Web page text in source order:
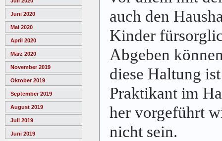
Juni 2020
Mai 2020
April 2020
März 2020
November 2019
Oktober 2019
September 2019
August 2019
Juli 2019
Juni 2019
auch den
Kinder
Abgeben
diese Haltung
Praktikant im
her vorgeführt
nicht sein.